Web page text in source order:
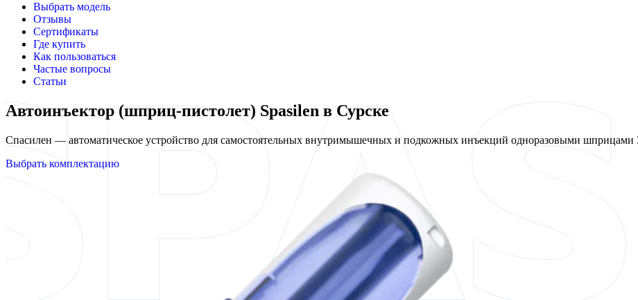
Выбрать модель
Отзывы
Сертификаты
Где купить
Как пользоваться
Частые вопросы
Статьи
Автоинъектор (шприц-пистолет) Spasilen в Сурске
Спасилен — автоматическое устройство для самостоятельных внутримышечных и подкожных инъекций одноразовыми
Выбрать комплектацию